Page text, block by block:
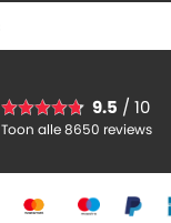
In winkelwagen
9.5 / 10
Toon alle 8650 reviews